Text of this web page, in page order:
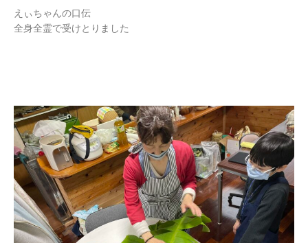
えぃちゃんの口伝
全身全霊で受けとりました